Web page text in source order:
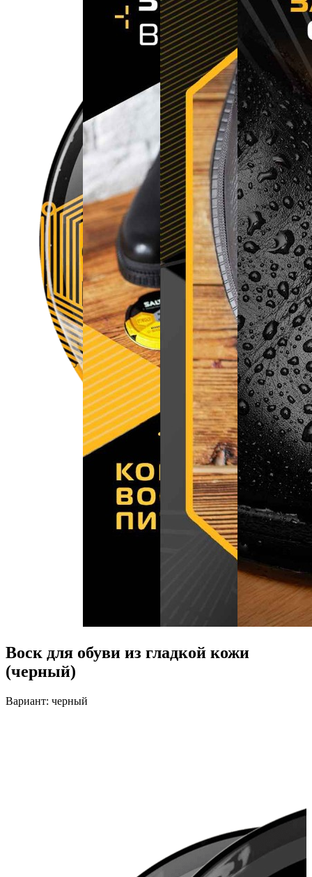
Воск для обуви из гладкой кожи
(черный)
Вариант: черный